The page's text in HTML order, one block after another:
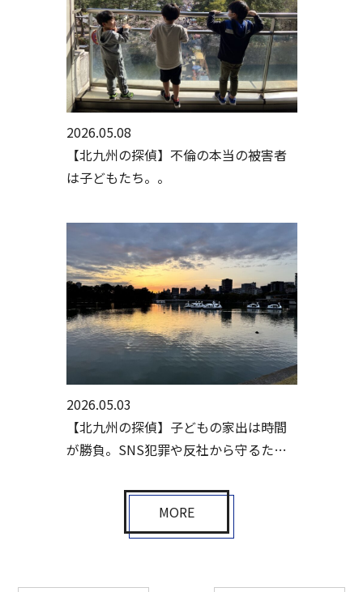
2026.05.08
【北九州の探偵】不倫の本当の被害者
は子どもたち。。
2026.05.03
【北九州の探偵】子どもの家出は時間
が勝負。SNS犯罪や反社から守るため
MORE